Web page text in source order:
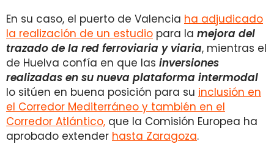
En su caso, el puerto de Valencia ha adjudicado
la realización de un estudio para la mejora del
trazado de la red ferroviaria y viaria, mientras el
de Huelva confía en que las inversiones
realizadas en su nueva plataforma intermodal
lo sitúen en buena posición para su inclusión en
el Corredor Mediterráneo y también en el
Corredor Atlántico, que la Comisión Europea ha
aprobado extender hasta Zaragoza.